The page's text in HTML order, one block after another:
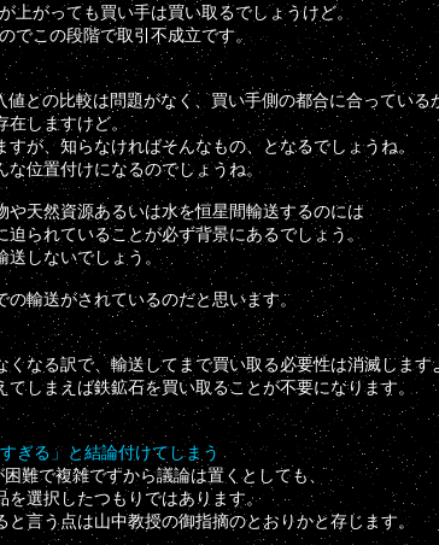
がっても買い手は買い取るでしょうけど。
でこの段階で取引不成立です。
との比較は問題がなく、買い手側の都合に合っている
在しますけど。
が、知らなければそんなもの、となるでしょうね。
位置付けになるのでしょうね。
天然資源あるいは水を恒星間輸送するのには
られていることが必ず背景にあるでしょう。
送しないでしょう。
輸送がされているのだと思います。
なる訳で、輸送してまで買い取る必要性は消滅します
しまえば鉄鉱石を買い取ることが不要になります。
ぎる」と結論付けてしまう
難で複雑ですから議論は置くとしても、
選択したつもりではあります。
言う点は山中教授の御指摘のとおりかと存じます。